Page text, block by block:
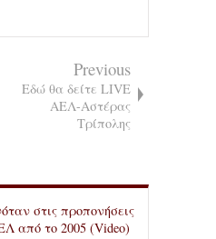
Previous
Εδώ θα δείτε LIVE
ΑΕΛ-Αστέρας
Τρίπολης
στις προπονήσεις
από το 2005 (Video)